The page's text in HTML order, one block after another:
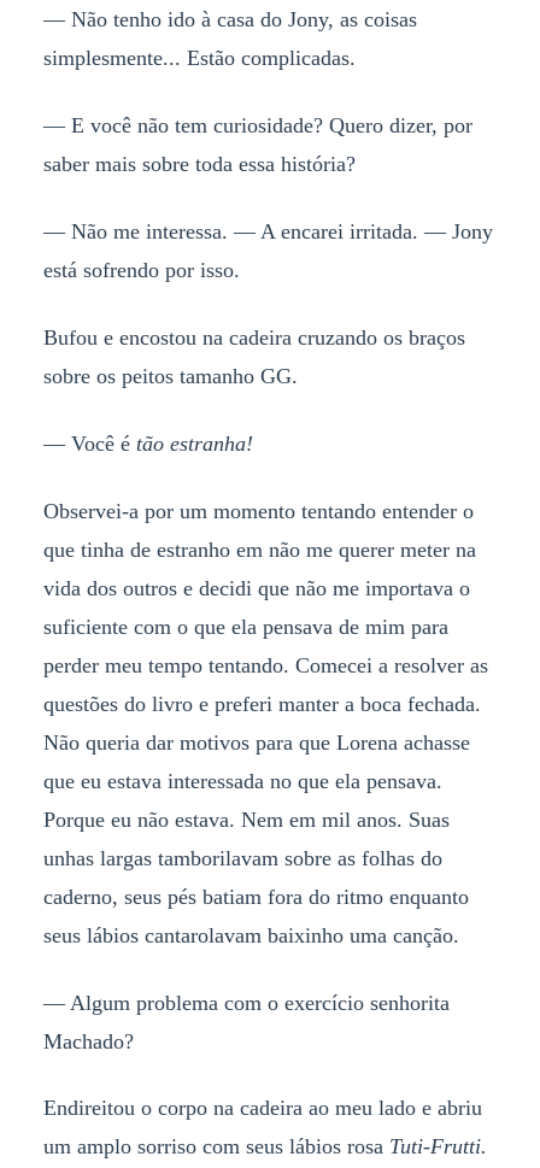
— Não tenho ido à casa do Jony, as coisas
simplesmente... Estão complicadas.
— E você não tem curiosidade? Quero dizer, por
saber mais sobre toda essa história?
— Não me interessa. — A encarei irritada. — Jony
está sofrendo por isso.
Bufou e encostou na cadeira cruzando os braços
sobre os peitos tamanho GG.
— Você é tão estranha!
Observei-a por um momento tentando entender o
que tinha de estranho em não me querer meter na
vida dos outros e decidi que não me importava o
suficiente com o que ela pensava de mim para
perder meu tempo tentando. Comecei a resolver as
questões do livro e preferi manter a boca fechada.
Não queria dar motivos para que Lorena achasse
que eu estava interessada no que ela pensava.
Porque eu não estava. Nem em mil anos. Suas
unhas largas tamborilavam sobre as folhas do
caderno, seus pés batiam fora do ritmo enquanto
seus lábios cantarolavam baixinho uma canção.
— Algum problema com o exercício senhorita
Machado?
Endireitou o corpo na cadeira ao meu lado e abriu
um amplo sorriso com seus lábios rosa Tuti-Frutti.